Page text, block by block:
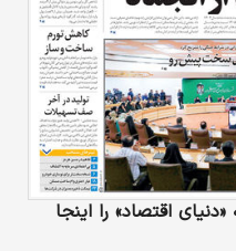
اقتصاد» را اینجا